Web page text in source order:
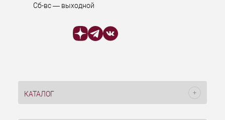
Сб-вс — выходной
КАТАЛОГ